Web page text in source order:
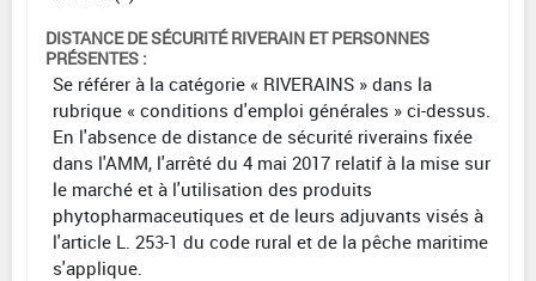
DISTANCE DE SÉCURITÉ RIVERAIN ET PERSONNES
PRÉSENTES :
Se référer à la catégorie « RIVERAINS » dans la
rubrique « conditions d'emploi générales » ci-dessus.
En l'absence de distance de sécurité riverains fixée
dans l'AMM, l'arrêté du 4 mai 2017 relatif à la mise sur
le marché et à l'utilisation des produits
phytopharmaceutiques et de leurs adjuvants visés à
l'article L. 253-1 du code rural et de la pêche maritime
s'applique.